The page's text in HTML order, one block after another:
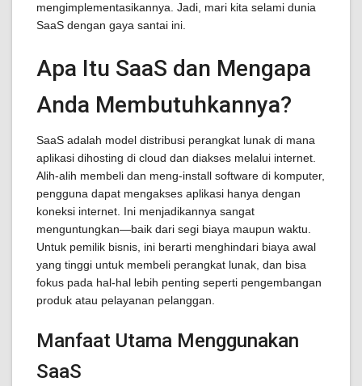
mengimplementasikannya. Jadi, mari kita selami dunia
SaaS dengan gaya santai ini.
Apa Itu SaaS dan Mengapa
Anda Membutuhkannya?
SaaS adalah model distribusi perangkat lunak di mana
aplikasi dihosting di cloud dan diakses melalui internet.
Alih-alih membeli dan meng-install software di komputer,
pengguna dapat mengakses aplikasi hanya dengan
koneksi internet. Ini menjadikannya sangat
menguntungkan—baik dari segi biaya maupun waktu.
Untuk pemilik bisnis, ini berarti menghindari biaya awal
yang tinggi untuk membeli perangkat lunak, dan bisa
fokus pada hal-hal lebih penting seperti pengembangan
produk atau pelayanan pelanggan.
Manfaat Utama Menggunakan
SaaS